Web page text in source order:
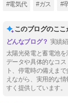
#電気代 #ガス #
このブログのここ
実績
太陽光発電と蓄電池
データや具体的なコ
ト、停電時の備えま
えながら、実用的な
すく提供しています。